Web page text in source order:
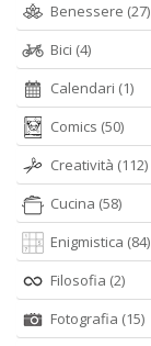
Benessere (27)
Bici (4)
Calendari (1)
Comics (50)
Creatività (112)
Cucina (58)
Enigmistica (84)
Filosofia (2)
Fotografia (15)